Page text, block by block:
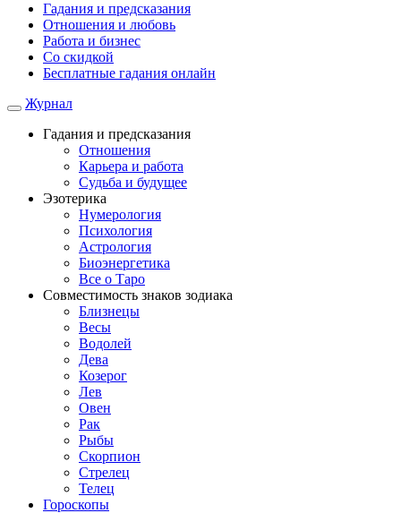
Гадания и предсказания
Отношения и любовь
Работа и бизнес
Со скидкой
Бесплатные гадания онлайн
Журнал
Гадания и предсказания
Отношения
Карьера и работа
Cудьба и будущее
Эзотерика
Нумерология
Психология
Астрология
Биоэнергетика
Все о Таро
Совместимость знаков зодиака
Близнецы
Весы
Водолей
Дева
Козерог
Лев
Овен
Рак
Рыбы
Скорпион
Стрелец
Телец
Гороскопы